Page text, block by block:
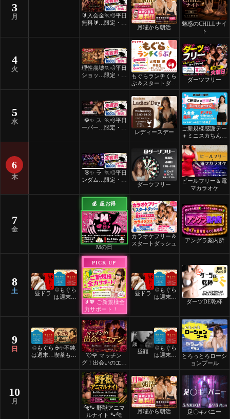
3
月
🔰入会金
無料🔰ご
ーツナイ
🏃💨平日
限定・先
月曜から朝活
魅惑のCHILLナイ
ト
4
火
理性崩壊
ショット
ー
🏃💨平日
限定・先
もぐらランチくら
ぶ＆スタートダッ
シュ
ダーツフリー
5
水
💎✨ ス
ーパーレ
デー ✨
🏃💨平日
限定・先
レディースデー
ご新規様感謝デー
＋ミニスカちんち
ろ
6
木
🎯✨ ラ
ンダムマ
ツフリー
✨🎯
🏃💨平日
限定・先
ダーツフリー
ビールフリー＆電
マカラオケ
7
金
💰 超お得
Mの日
カラオケフリー＆
スタートダッシュ
アングラ案内所
8
土 昼ドラ
♲もぐら
は週末祝
PICK UP
🔰💖 ご新規様全
力サポート！💖
🔰
昼ドラ
♲もぐら
は週末祝
ダーツDE乾杯
9
日
♲もぐら
は週末祝
間営業♲
☕️✨不純
喫茶もぐ
💘🌹 マッチン
グ！出会いのエデ
ン 🌹💘
昼顔
♲もぐら
は週末祝
間営業♲
とろっとろローシ
ョンプール
10
月
🐆🐾 野獣アニマ
ルナイト 🐾🐆
月曜から朝活 足〇キバニー